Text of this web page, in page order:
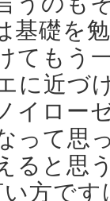
基礎を
てもう
に近づ
イロー
って思
ると思
方で